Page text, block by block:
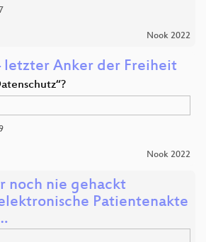
Nook 2022
letzter Anker der Freiheit
Nook 2022
noch nie gehackt
Patientenakte